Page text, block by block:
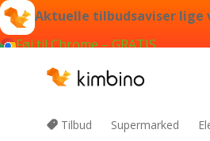
Aktuelle tilbudsaviser lige
Føj til Chrome – GRATIS
Tilbud Supermarked